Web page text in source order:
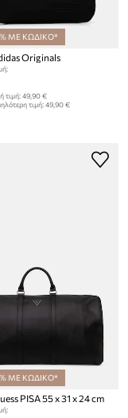
ΜΕ ΚΩΔΙΚΟ*
Originals
τιμή:49,90 €
τιμή:49,90 €
ΜΕ ΚΩΔΙΚΟ*
PISA 55 x 31 x 24 cm